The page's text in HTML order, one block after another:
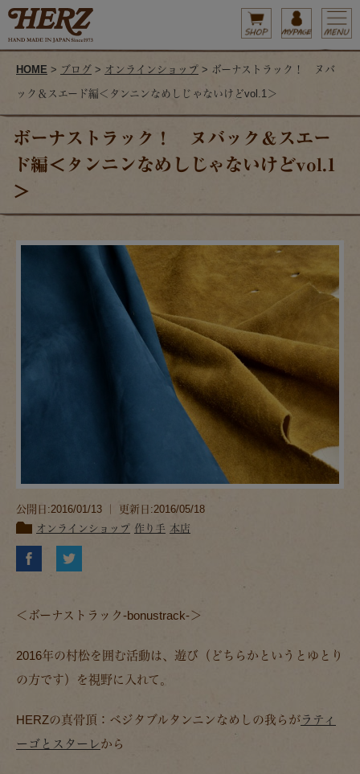
HOME > ブログ > オンラインショップ > ボーナストラック！ ヌバ
ック＆スエード編＜タンニンなめしじゃないけどvol.1＞
ボーナストラック！ ヌバック＆スエー
ド編＜タンニンなめしじゃないけどvol.1
＞
公開日:2016/01/13 ｜ 更新日:2016/05/18
オンラインショップ 作り手 本店
＜ボーナストラック-bonustrack-＞
2016年の村松を囲む活動は、遊び（どちらかというとゆとり
の方です）を視野に入れて。
HERZの真骨頂：ベジタブルタンニンなめしの我らがラティ
ーゴとスターレから